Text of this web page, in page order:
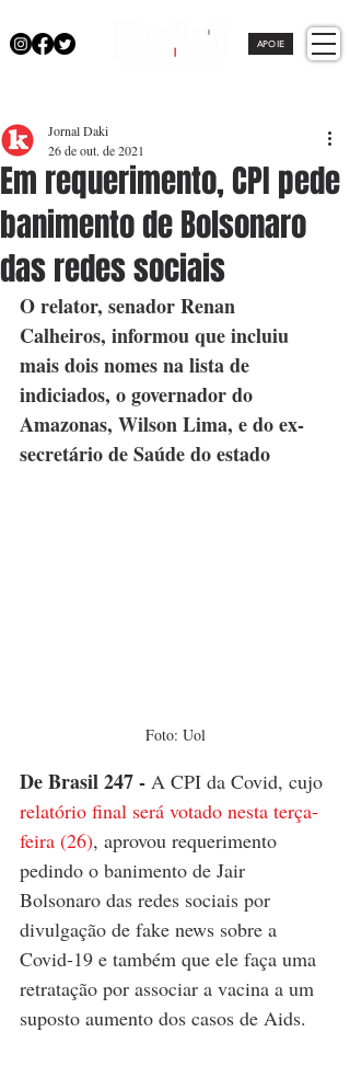
APOIE
Em requerimento, CPI pede
banimento de Bolsonaro
das redes sociais
Jornal Daki
26 de out. de 2021
O relator, senador Renan
Calheiros, informou que incluiu
mais dois nomes na lista de
indiciados, o governador do
Amazonas, Wilson Lima, e do ex-
secretário de Saúde do estado
Foto: Uol
De Brasil 247 - A CPI da Covid, cujo
relatório final será votado nesta terça-
feira (26), aprovou requerimento
pedindo o banimento de Jair
Bolsonaro das redes sociais por
divulgação de fake news sobre a
Covid-19 e também que ele faça uma
retratação por associar a vacina a um
suposto aumento dos casos de Aids.